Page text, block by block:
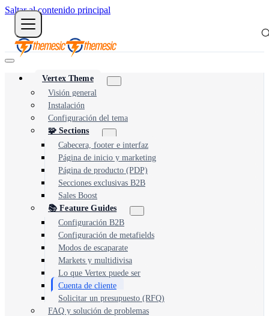
Saltar al contenido principal
Vertex Theme
Visión general
Instalación
Configuración del tema
🧩 Sections
Cabecera, footer e interfaz
Página de inicio y marketing
Página de producto (PDP)
Secciones exclusivas B2B
Sales Boost
📚 Feature Guides
Configuración B2B
Configuración de metafields
Modos de escaparate
Markets y multidivisa
Lo que Vertex puede ser
Cuenta de cliente
Solicitar un presupuesto (RFQ)
FAQ y solución de problemas